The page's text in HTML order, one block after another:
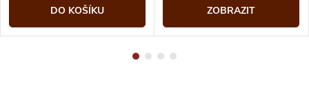
DO KOŠÍKU ZOBRAZIT